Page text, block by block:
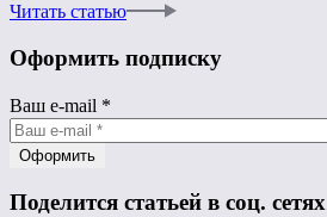
Читать статью
Оформить подписку
Ваш e-mail *
Поделится статьей в соц. сетях